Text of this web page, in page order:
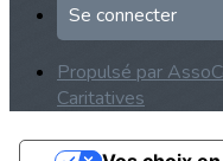
Se connecter
Propulsé par
Caritatives